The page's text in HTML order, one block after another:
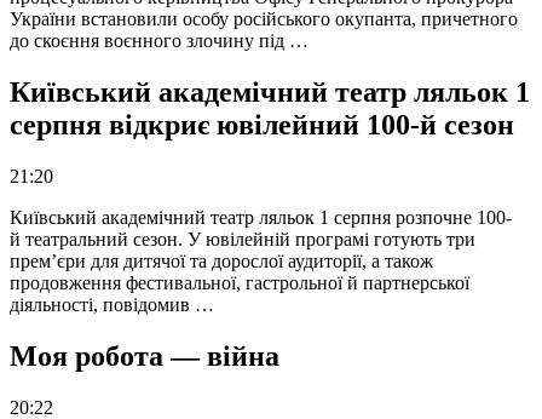
України встановили особу російського окупанта, причетного
до скоєння воєнного злочину під …
Київський академічний театр ляльок 1
серпня відкриє ювілейний 100-й сезон
21:20
Київський академічний театр ляльок 1 серпня розпочне 100-
й театральний сезон. У ювілейній програмі готують три
прем’єри для дитячої та дорослої аудиторії, а також
продовження фестивальної, гастрольної й партнерської
діяльності, повідомив …
Моя робота — війна
20:22